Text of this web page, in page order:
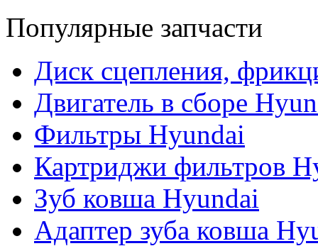
Популярные запчасти
Диск сцепления,
Двигатель в сборе
Фильтры Hyundai
Картриджи фильтров
Зуб ковша Hyundai
Адаптер зуба ковша